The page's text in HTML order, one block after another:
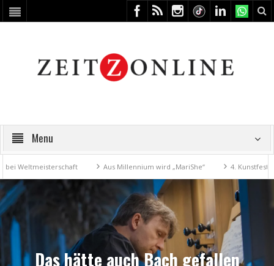
Menu
Aus Millennium wird „MariShe“ 4. Kunstfest macht
Das hätte auch Bach gefallen